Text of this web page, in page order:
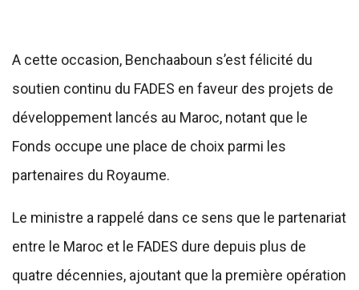
A cette occasion, Benchaaboun s’est félicité du
soutien continu du FADES en faveur des projets de
développement lancés au Maroc, notant que le
Fonds occupe une place de choix parmi les
partenaires du Royaume.
Le ministre a rappelé dans ce sens que le partenariat
entre le Maroc et le FADES dure depuis plus de
quatre décennies, ajoutant que la première opération